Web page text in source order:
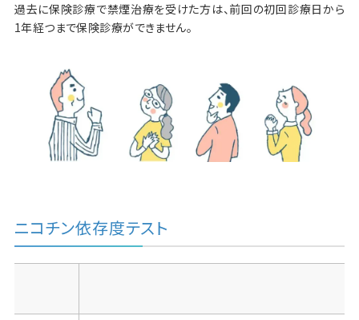
過去に保険診療で禁煙治療を受けた方は、前回の初回診療日から
1年経つまで保険診療ができません。
ニコチン依存度テスト